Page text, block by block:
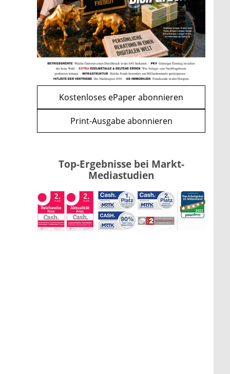
WEITERE ARTIKEL
zurückweiter
Apple-Aktie nach
Quartalszahlen: Ist der
Kursrückgang jetzt eine
Kaufchance?
mehr
Kostenloses ePaper abonnieren
Print-Ausgabe abonnieren
Top-Ergebnisse bei Markt-
Mediastudien